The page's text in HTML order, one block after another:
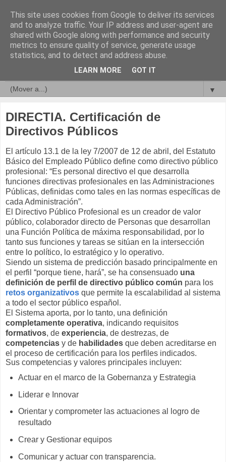
Compromisos de Calidad
▼
DIRECTIA. Certificación de
Directivos Públicos
El artículo 13.1 de la ley 7/2007 de 12 de abril, del Estatuto
Básico del Empleado Público define como directivo público
profesional: “Es personal directivo el que desarrolla
funciones directivas profesionales en las Administraciones
Públicas, definidas como tales en las normas específicas de
cada Administración”.
El Directivo Público Profesional es un creador de valor
público, colaborador directo de Personas que desarrollan
una Función Política de máxima responsabilidad, por lo
tanto sus funciones y tareas se sitúan en la intersección
entre lo político, lo estratégico y lo operativo.
Siendo un sistema de predicción basado principalmente en
el perfil “porque tiene, hará”, se ha consensuado una
definición de perfil de directivo público común para los
retos organizativos que permite la escalabilidad al sistema
a todo el sector público español.
El Sistema aporta, por lo tanto, una definición
completamente operativa, indicando requisitos
formativos, de experiencia, de destrezas, de
competencias y de habilidades que deben acreditarse en
el proceso de certificación para los perfiles indicados.
Sus competencias y valores principales incluyen:
Actuar en el marco de la Gobernanza y Estrategia
Liderar e Innovar
Orientar y comprometer las actuaciones al logro de
resultado
Crear y Gestionar equipos
Comunicar y actuar con transparencia.
This site uses cookies from Google to deliver its services
and to analyze traffic. Your IP address and user-agent are
shared with Google along with performance and security
metrics to ensure quality of service, generate usage
statistics, and to detect and address abuse.
LEARN MORE GOT IT